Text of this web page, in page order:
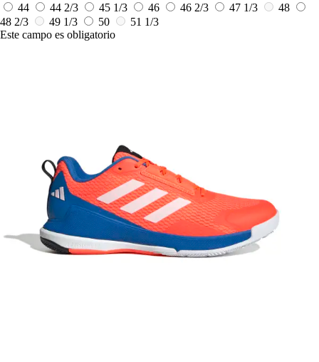
44
44 2/3 45 1/3 46 46 2/3 47 1/3
48
48 2/3
49 1/3 50
51 1/3
Este campo es obligatorio